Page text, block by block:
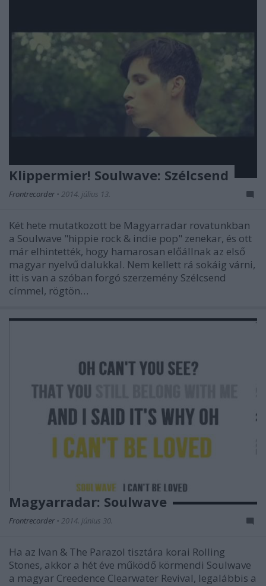
Klippermier! Soulwave: Szélcsend
Frontrecorder • 2014. július 13.
Két hete mutatkozott be Magyarradar rovatunkban
a Soulwave "hippie rock & indie pop" zenekar, és ott
már elhintették, hogy hamarosan előállnak az első
magyar nyelvű dalukkal. Nem kellett rá sokáig várni,
itt is van a szóban forgó szerzemény Szélcsend
címmel, rögtön…
Magyarradar: Soulwave
Frontrecorder • 2014. június 30.
Ha az Ivan & The Parazol tisztára korai Rolling
Stones, akkor a hét éve működő körmendi Soulwave
a magyar Creedence Clearwater Revival, legalábbis a